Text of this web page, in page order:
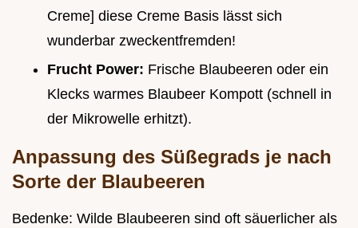
Creme] diese Creme Basis lässt sich
wunderbar zweckentfremden!
Frucht Power: Frische Blaubeeren oder ein
Klecks warmes Blaubeer Kompott (schnell in
der Mikrowelle erhitzt).
Anpassung des Süßegrads je nach
Sorte der Blaubeeren
Bedenke: Wilde Blaubeeren sind oft säuerlicher als